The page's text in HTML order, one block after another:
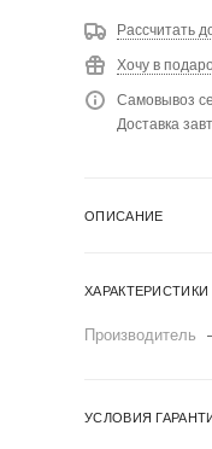
Рассчитать
Хочу в
Самовывоз
Доставка
ОПИСАНИЕ
ХАРАКТЕРИСТИКИ
Производитель
УСЛОВИЯ